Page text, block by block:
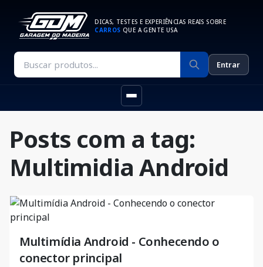
DICAS, TESTES E EXPERIÊNCIAS REAIS SOBRE
CARROS QUE A GENTE USA
Entrar
Posts com a tag:
Multimidia Android
Multimídia Android - Conhecendo o
conector principal